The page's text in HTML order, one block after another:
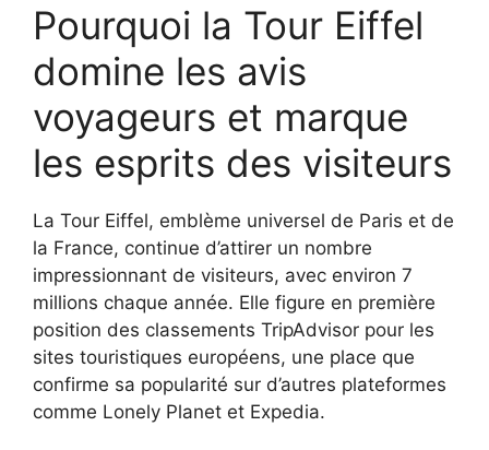
Pourquoi la Tour Eiffel
domine les avis
voyageurs et marque
les esprits des visiteurs
La Tour Eiffel, emblème universel de Paris et de
la France, continue d’attirer un nombre
impressionnant de visiteurs, avec environ 7
millions chaque année. Elle figure en première
position des classements TripAdvisor pour les
sites touristiques européens, une place que
confirme sa popularité sur d’autres plateformes
comme Lonely Planet et Expedia.